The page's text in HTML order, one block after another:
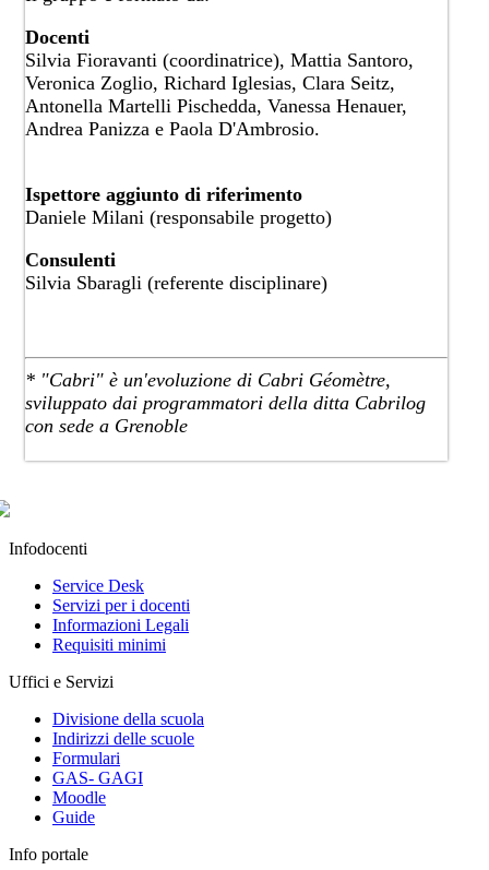
Docenti
Silvia Fioravanti (coordinatrice),​ Mattia Santoro,
Veronica Zoglio, ​Richard Iglesias, Clara Seitz​,
Antonella Martelli Pischedda, Vanessa Henauer,
Andrea Panizza e Paola D'Ambrosio. ​
Ispettore aggiunto di riferimento
Daniele Milani ​(responsabile progetto)
Consulenti
Silvia Sbaragli (referente disciplinare)
* "Cabri​" è un'evoluzione di Cabri Géomètre,
sviluppato dai programmatori della ditta Cabrilog
con sede a Grenoble
Infodocenti
Service Desk
Servizi per i docenti
Informazioni Legali
Requisiti minimi
Uffici e Servizi
Divisione della scuola
Indirizzi delle scuole
Formulari
GAS- GAGI
Moodle
Guide
Info portale